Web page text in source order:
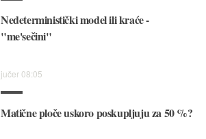
Nedeterministički model ili kraće -
"me'sečini"
jučer 08:05
Matične ploče uskoro poskupljuju za 50 %?